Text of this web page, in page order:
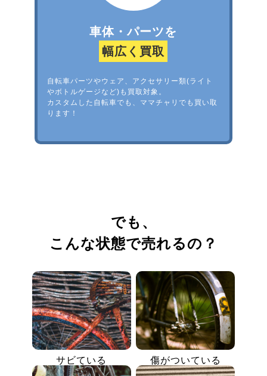
車体・パーツを
幅広く買取
自転車パーツやウェア、アクセサリー類(ライト
やボトルゲージなど)も買取対象。
カスタムした自転車でも、ママチャリでも買い取
ります！
でも、
こんな状態で売れるの？
サビている 傷がついている